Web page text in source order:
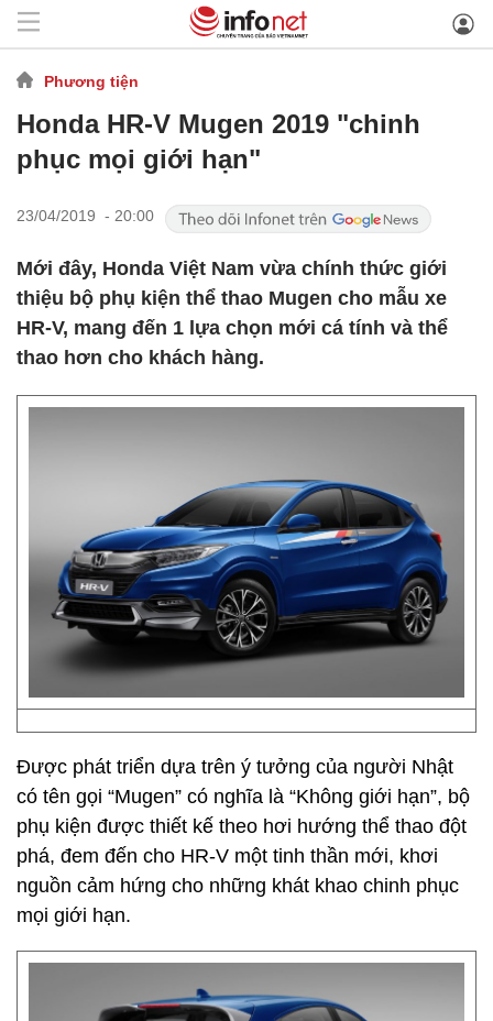
Phương tiện
Honda HR-V Mugen 2019 "chinh
phục mọi giới hạn"
23/04/2019 - 20:00
Mới đây, Honda Việt Nam vừa chính thức giới
thiệu bộ phụ kiện thể thao Mugen cho mẫu xe
HR-V, mang đến 1 lựa chọn mới cá tính và thể
thao hơn cho khách hàng.
Được phát triển dựa trên ý tưởng của người Nhật
có tên gọi “Mugen” có nghĩa là “Không giới hạn”, bộ
phụ kiện được thiết kế theo hơi hướng thể thao đột
phá, đem đến cho HR-V một tinh thần mới, khơi
nguồn cảm hứng cho những khát khao chinh phục
mọi giới hạn.